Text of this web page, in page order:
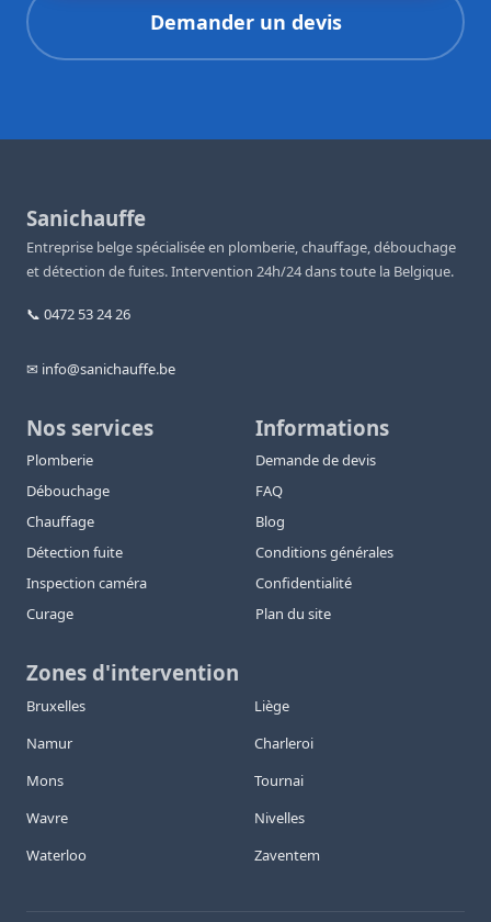
Demander un devis
Sanichauffe
Entreprise belge spécialisée en plomberie, chauffage, débouchage
et détection de fuites. Intervention 24h/24 dans toute la Belgique.
📞 0472 53 24 26
✉ info@sanichauffe.be
Nos services
Plomberie
Débouchage
Chauffage
Détection fuite
Inspection caméra
Curage
Informations
Demande de devis
FAQ
Blog
Conditions générales
Confidentialité
Plan du site
Zones d'intervention
Bruxelles
Liège
Namur
Charleroi
Mons
Tournai
Wavre
Nivelles
Waterloo
Zaventem